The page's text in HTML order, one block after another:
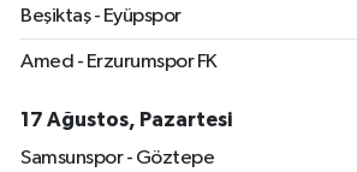
Beşiktaş - Eyüpspor
Amed - Erzurumspor FK
17 Ağustos, Pazartesi
Samsunspor - Göztepe